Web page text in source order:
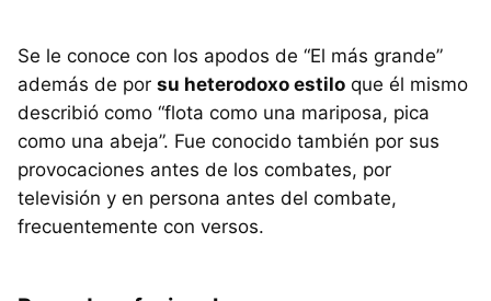
Se le conoce con los apodos de “El más grande”
además de por su heterodoxo estilo que él mismo
describió como “flota como una mariposa, pica
como una abeja”. Fue conocido también por sus
provocaciones antes de los combates, por
televisión y en persona antes del combate,
frecuentemente con versos.